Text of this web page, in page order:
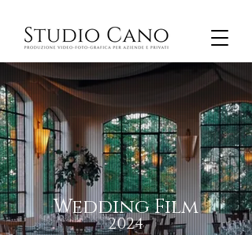
Wedding Film
2024